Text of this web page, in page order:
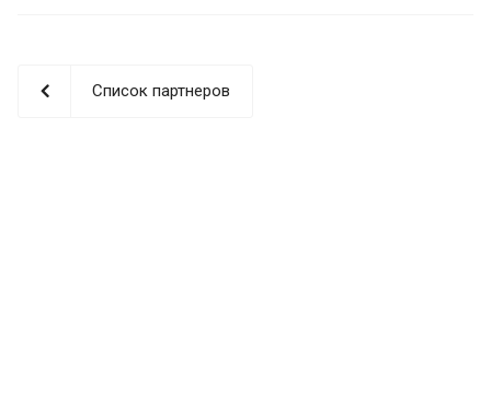
Список партнеров